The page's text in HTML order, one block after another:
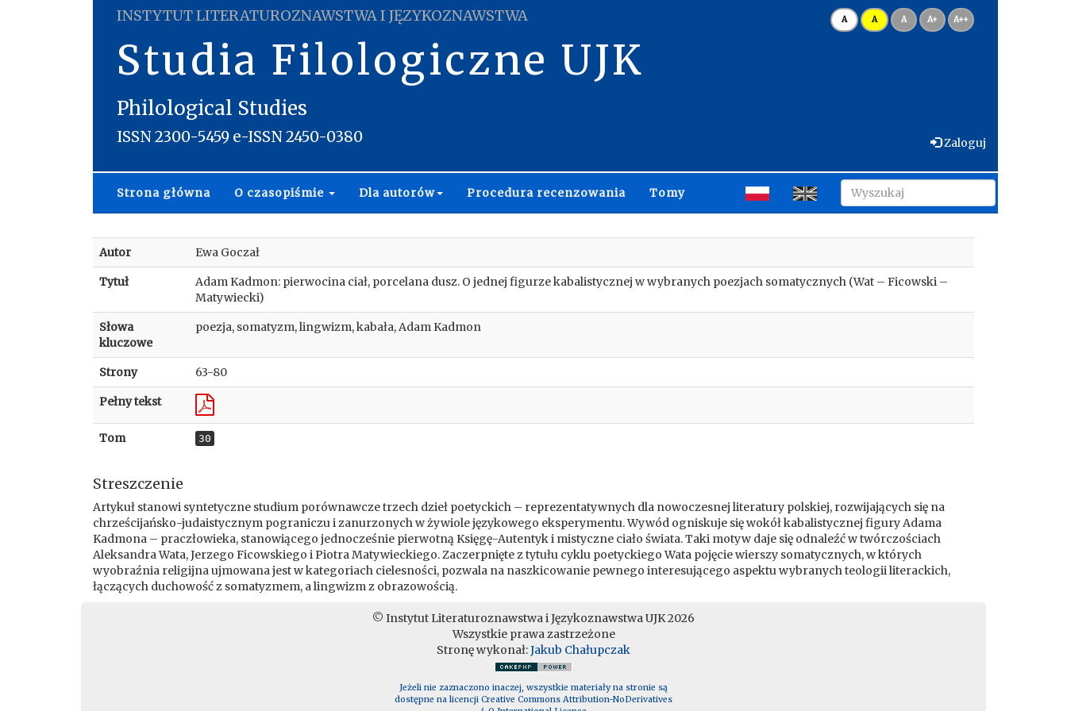
INSTYTUT LITERATUROZNAWSTWA I JĘZYKOZNAWSTWA
Studia Filologiczne UJK
Philological Studies
ISSN 2300-5459 e-ISSN 2450-0380
A A A A+ A++
Zaloguj
Strona główna O czasopiśmie Dla autorów Procedura recenzowania Tomy
Autor Ewa Goczał
Tytuł
Adam Kadmon: pierwocina ciał, porcelana dusz. O jednej figurze kabalistycznej w wybranych poezjach somatycznych (Wat – Ficowski –
Matywiecki)
Słowa
kluczowe
poezja, somatyzm, lingwizm, kabała, Adam Kadmon
Strony 63-80
Pełny tekst
Tom 30
Streszczenie
Artykuł stanowi syntetyczne studium porównawcze trzech dzieł poetyckich – reprezentatywnych dla nowoczesnej literatury polskiej, rozwijających się na
chrześcijańsko-judaistycznym pograniczu i zanurzonych w żywiole językowego eksperymentu. Wywód ogniskuje się wokół kabalistycznej figury Adama
Kadmona – praczłowieka, stanowiącego jednocześnie pierwotną Księgę-Autentyk i mistyczne ciało świata. Taki motyw daje się odnaleźć w twórczościach
Aleksandra Wata, Jerzego Ficowskiego i Piotra Matywieckiego. Zaczerpnięte z tytułu cyklu poetyckiego Wata pojęcie wierszy somatycznych, w których
wyobraźnia religijna ujmowana jest w kategoriach cielesności, pozwala na naszkicowanie pewnego interesującego aspektu wybranych teologii literackich,
łączących duchowość z somatyzmem, a lingwizm z obrazowością.
© Instytut Literaturoznawstwa i Językoznawstwa UJK 2026
Wszystkie prawa zastrzeżone
Stronę wykonał:Jakub Chałupczak
Jeżeli nie zaznaczono inaczej, wszystkie materiały na stronie są
dostępne na licencji Creative Commons Attribution-NoDerivatives